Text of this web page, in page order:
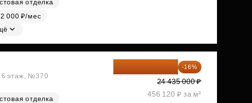
отделка
000 ₽/мес
6 этаж, №370
отделка
-16%
24 435 000 ₽
456 120 ₽ за м²